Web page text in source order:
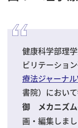
健康科学部理
ビリテーショ
療法ジャーナ
書院）において
御 メカニズム
画・編集しま